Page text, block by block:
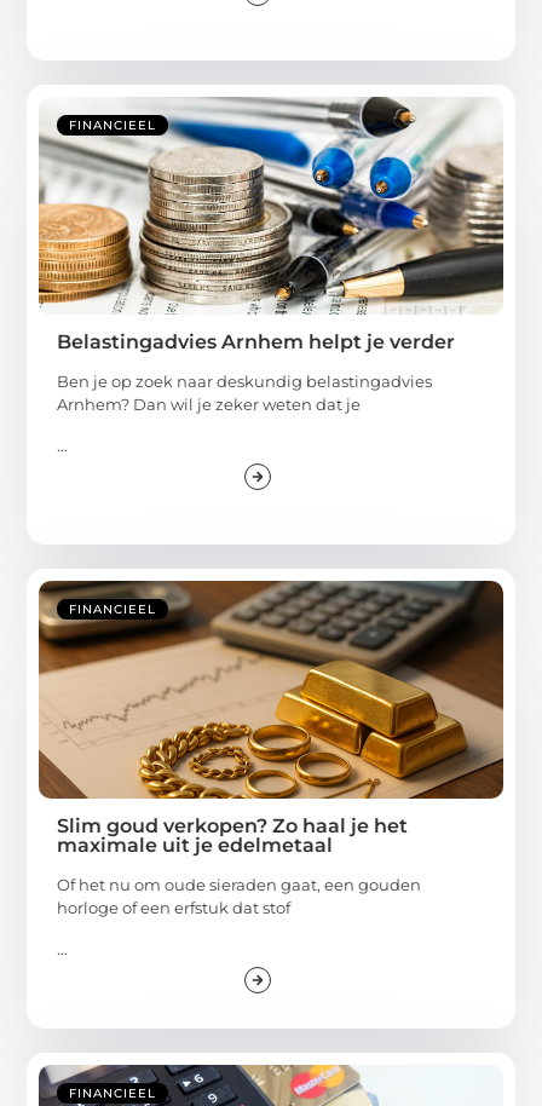
FINANCIEEL
Belastingadvies Arnhem helpt je verder
Ben je op zoek naar deskundig belastingadvies
Arnhem? Dan wil je zeker weten dat je
...
FINANCIEEL
Slim goud verkopen? Zo haal je het
maximale uit je edelmetaal
Of het nu om oude sieraden gaat, een gouden
horloge of een erfstuk dat stof
...
FINANCIEEL